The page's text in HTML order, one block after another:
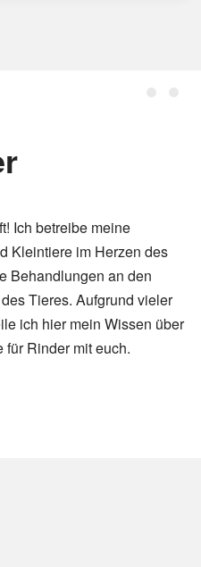
Ich betreibe meine
Kleintiere im Herzen des
Behandlungen an den
Tieres. Aufgrund vieler
ich hier mein Wissen über
Rinder mit euch.